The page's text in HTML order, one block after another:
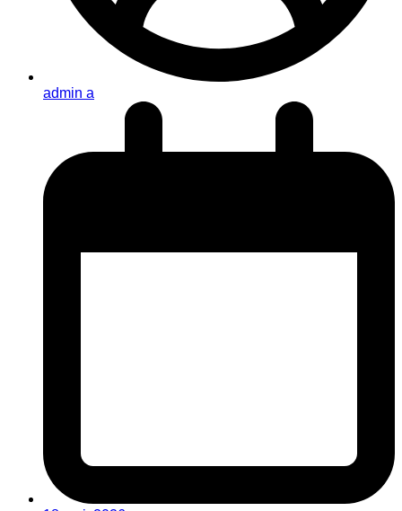
admin a